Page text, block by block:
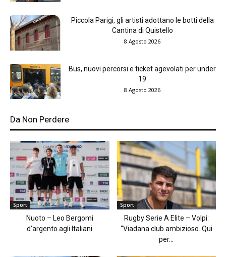
Piccola Parigi, gli artisti adottano le botti della
Cantina di Quistello
8 Agosto 2026
Bus, nuovi percorsi e ticket agevolati per under
19
8 Agosto 2026
Da Non Perdere
Sport
Nuoto – Leo Bergomi
d’argento agli Italiani
Sport
Rugby Serie A Elite – Volpi:
“Viadana club ambizioso. Qui
per...